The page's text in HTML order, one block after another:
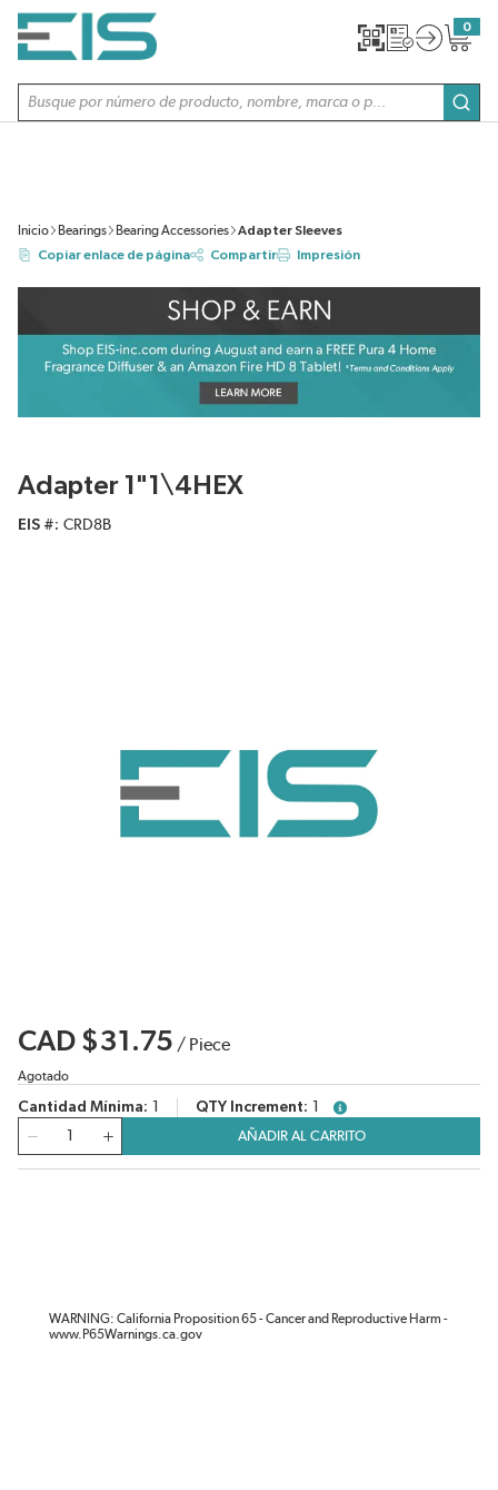
SALTAR AL CONTENIDO PRINCIPAL
Búsqueda de sitio
0
{0}
Inicio Bearings Bearing Accessories
Adapter Sleeves
Copiar enlace de página
Compartir Impresión
Adapter 1"1\4HEX
EIS # CRD8B
CAD $31.75 / Piece
Agotado
Cantidad Mínima QTY Increment
more info
Cantidad
AÑADIR AL CARRITO
WARNING: California Proposition 65 - Cancer and Reproductive Harm -
www.P65Warnings.ca.gov